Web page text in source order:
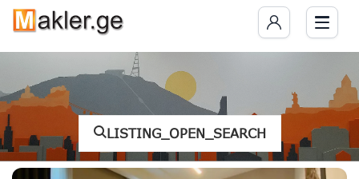
LISTING_OPEN_SEARCH